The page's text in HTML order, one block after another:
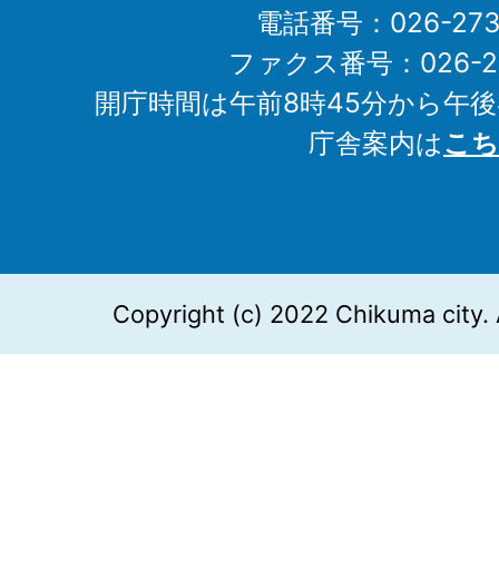
電話番号：026-
ファクス番号：026-
開庁時間は午前8時45分から午
庁舎案内はこ
Copyright (c) 2022 Chikuma city.